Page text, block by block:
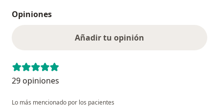
Opiniones
Añadir tu opinión
29 opiniones
Lo más mencionado por los pacientes